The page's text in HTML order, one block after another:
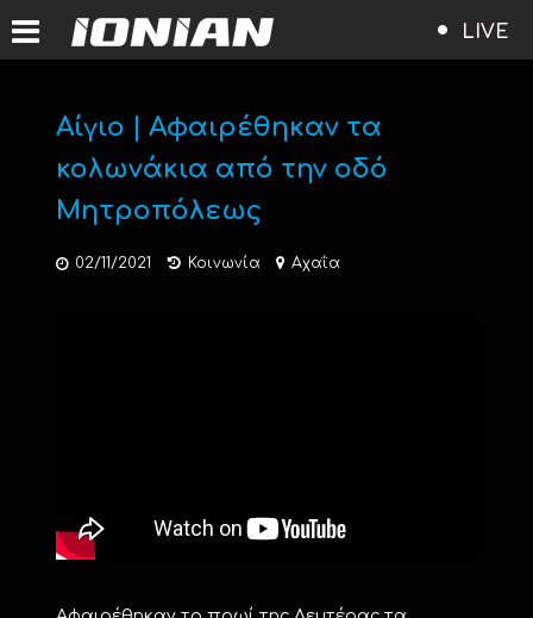
LIVE
Αίγιο | Αφαιρέθηκαν τα
κολωνάκια από την οδό
Μητροπόλεως
02/11/2021 Κοινωνία Αχαΐα